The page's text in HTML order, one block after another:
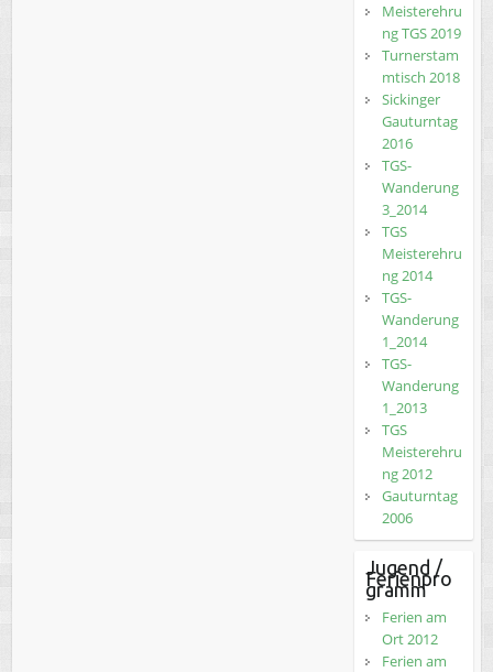
Meisterehru
ng TGS 2019
Turnerstam
mtisch 2018
Sickinger
Gauturntag
2016
TGS-
Wanderung
3_2014
TGS
Meisterehru
ng 2014
TGS-
Wanderung
1_2014
TGS-
Wanderung
1_2013
TGS
Meisterehru
ng 2012
Gauturntag
2006
Jugend /
Ferienpro
gramm
Ferien am
Ort 2012
Ferien am